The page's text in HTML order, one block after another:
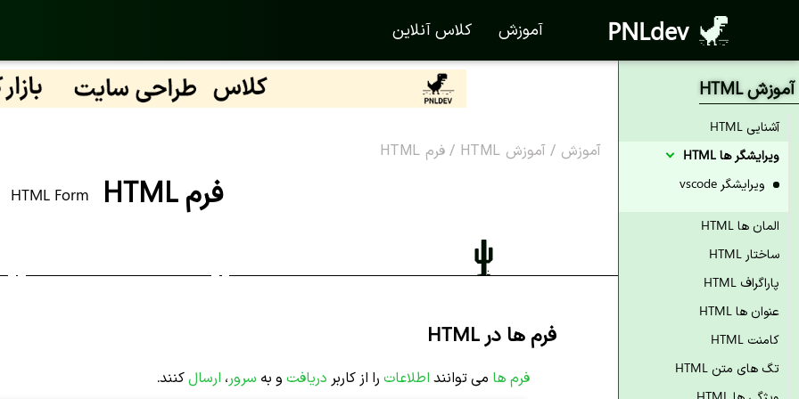
PNLdev آموزش کلاس آنلاین
آموزش / آموزش HTML / فرم HTML
فرم HTML HTML Form
فرم ها در HTML
فرم ها می توانند اطلاعاترا از کاربر دریافت و به سرور، ارسال کنند.
آموزش HTML
آشنایی HTML
ویرایشگر ها HTML
ویرایشگر vscode
المان ها HTML
ساختار HTML
پاراگراف HTML
عنوان ها HTML
کامنت HTML
تگ های متن HTML